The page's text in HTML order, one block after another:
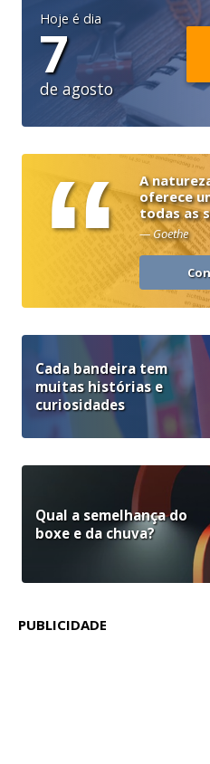
Hoje é dia
7
de agosto
“
A
oferece
todas as
— Goethe
Cada bandeira tem
muitas histórias e
curiosidades
Qual a semelhança do
boxe e da chuva?
PUBLICIDADE